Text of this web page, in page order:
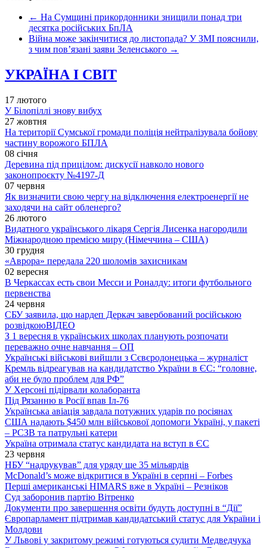
← На Сумщині прикордонники знищили понад три
десятка російських БпЛА
Війна може закінчитися до листопада? У ЗМІ пояснили,
з чим пов’язані заяви Зеленського →
УКРАЇНА І СВІТ
17 лютого
У Білопіллі знову вибух
27 жовтня
На території Сумської громади поліція нейтралізувала бойову
частину ворожого БПЛА
08 січня
Деревина під прицілом: дискусії навколо нового
законопроєкту №4197-Д
07 червня
Як визначити свою чергу на відключення електроенергії не
заходячи на сайт обленерго?
26 лютого
Видатного українського лікаря Сергія Лисенка нагородили
Міжнародною премією миру (Німеччина – США)
30 грудня
«Аврора» передала 220 шоломів захисникам
02 вересня
В Черкассах есть свои Месси и Роналду: итоги футбольного
первенства
24 червня
СБУ заявила, що нардеп Деркач завербований російською
розвідкоюВІДЕО
З 1 вересня в українських школах планують розпочати
переважно очне навчання – ОП
Українські військові вийшли з Сєвєродонецька – журналіст
Кремль відреагував на кандидатство України в ЄС: “головне,
аби не було проблем для РФ”
У Херсоні підірвали колаборанта
Під Рязанню в Росії впав Іл-76
Українська авіація завдала потужних ударів по росіянах
США надають $450 млн військової допомоги Україні, у пакеті
– РСЗВ та патрульні катери
Україна отримала статус кандидата на вступ в ЄС
23 червня
НБУ “надрукував” для уряду ще 35 мільярдів
McDonald’s може відкритися в Україні в серпні – Forbes
Перші американські HIMARS вже в Україні – Резніков
Суд заборонив партію Вітренко
Документи про завершення освіти будуть доступні в “Дії”
Європарламент підтримав кандидатський статус для України і
Молдови
У Львові у закритому режимі готуються судити Медведчука